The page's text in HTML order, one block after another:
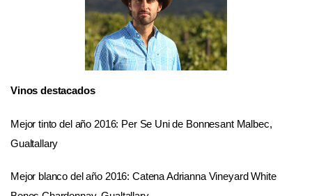
Vinos destacados
Mejor tinto del año 2016: Per Se Uni de Bonnesant Malbec,
Gualtallary
Mejor blanco del año 2016: Catena Adrianna Vineyard White